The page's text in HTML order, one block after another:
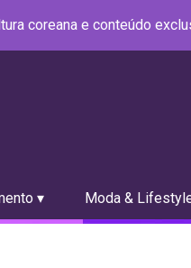
coreana e conteúdo
▾ Moda &